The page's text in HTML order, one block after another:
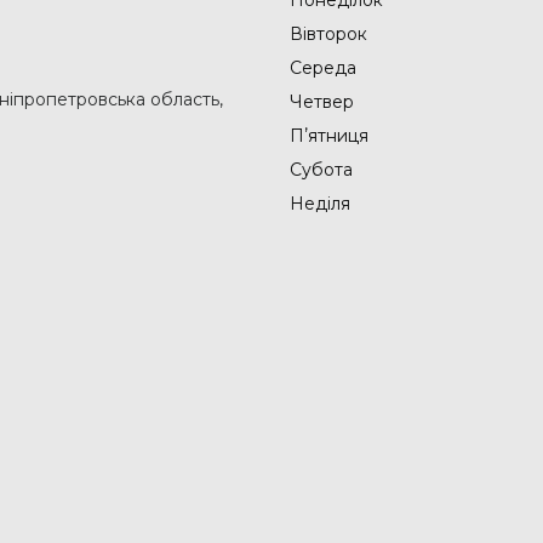
область,
Вівторок
Середа
Четвер
Пʼятниця
Субота
Неділя